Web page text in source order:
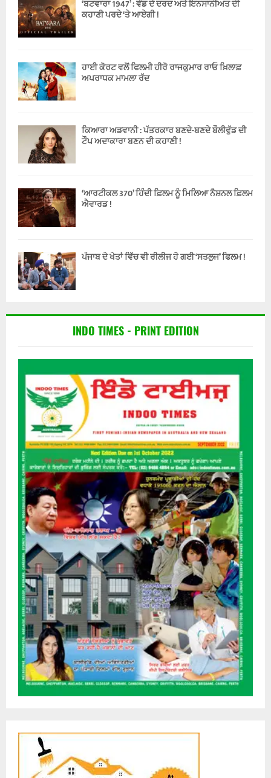
‘ਬਟਵਾਰਾ 1947’ : ਵੰਡ ਦੇ ਦਰਦ ਅਤੇ ਇਨਸਾਨੀਅਤ ਦੀ
ਕਹਾਣੀ ਪਰਦੇ ‘ਤੇ ਆਏਗੀ !
ਹਾਈ ਕੋਰਟ ਵਲੋਂ ਫਿਲਮੀ ਹੀਰੋ ਰਾਜਕੁਮਾਰ ਰਾਓ ਖ਼ਿਲਾਫ਼
ਅਪਰਾਧਕ ਮਾਮਲਾ ਰੱਦ
ਕਿਆਰਾ ਅਡਵਾਨੀ : ਪੱਤਰਕਾਰ ਬਣਦੇ-ਬਣਦੇ ਬੌਲੀਵੁੱਡ ਦੀ
ਟੌਪ ਅਦਾਕਾਰਾ ਬਣਨ ਦੀ ਕਹਾਣੀ !
‘ਆਰਟੀਕਲ 370’ ਹਿੰਦੀ ਫ਼ਿਲਮ ਨੂੰ ਮਿਲਿਆ ਨੈਸ਼ਨਲ ਫ਼ਿਲਮ
ਐਵਾਰਡ !
ਪੰਜਾਬ ਦੇ ਖੇਤਾਂ ਵਿੱਚ ਵੀ ਰੀਲੀਜ ਹੋ ਗਈ ‘ਸਤਲੁਜ’ ਫਿਲਮ !
INDO TIMES - PRINT EDITION